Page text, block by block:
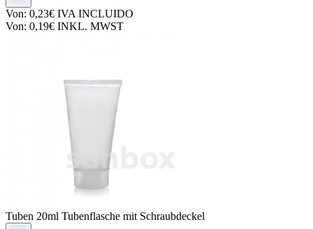
Von: 0,23€ IVA INCLUIDO
Von: 0,19€ INKL. MWST
Tuben 20ml Tubenflasche mit Schraubdeckel